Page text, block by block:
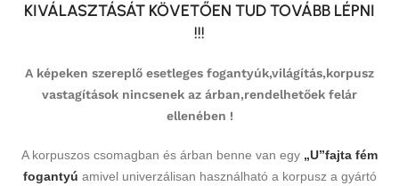
KIVÁLASZTÁSÁT KÖVETŐEN TUD TOVÁBB LÉPNI
!!!
A képeken szereplő esetleges fogantyúk,világítás,korpusz
vastagítások nincsenek az árban,rendelhetőek felár
ellenében !
A korpuszos csomagban és árban benne van egy „U”fajta fém
fogantyú amivel univerzálisan használható a korpusz a gyártó